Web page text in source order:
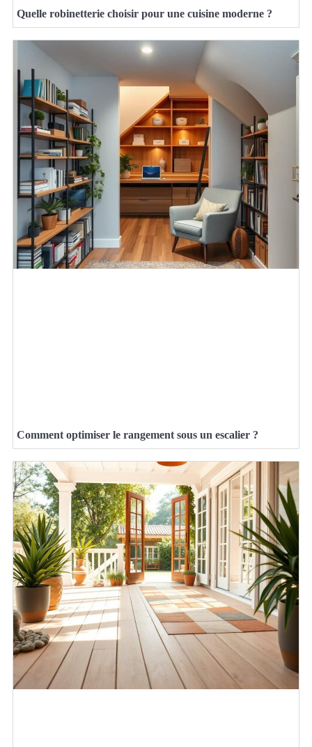
Quelle robinetterie choisir pour une cuisine moderne ?
Comment optimiser le rangement sous un escalier ?